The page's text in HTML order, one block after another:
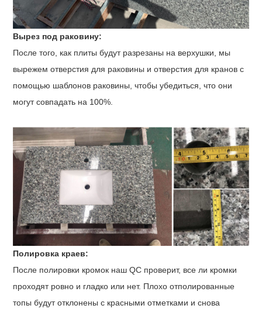
Вырез под раковину:
После того, как плиты будут разрезаны на верхушки, мы
вырежем отверстия для раковины и отверстия для кранов с
помощью шаблонов раковины, чтобы убедиться, что они
могут совпадать на 100%.
Полировка краев:
После полировки кромок наш QC проверит, все ли кромки
проходят ровно и гладко или нет. Плохо отполированные
топы будут отклонены с красными отметками и снова